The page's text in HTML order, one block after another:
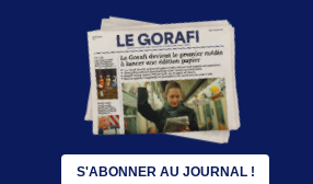
S'ABONNER AU JOURNAL !